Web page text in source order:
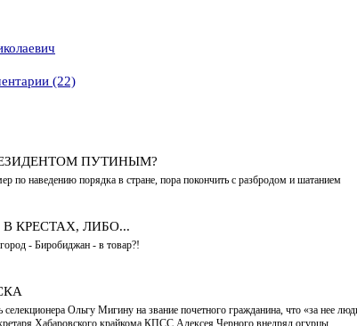
(22)
ПУТИНЫМ?
по наведению порядка в стране, пора покончить с разбродом и шатанием
КРЕСТАХ, ЛИБО...
- Биробиджан - в товар?!
Ольгу Мигину на звание почетного гражданина, что «за нее
Хабаровского крайкома КПСС Алексея Черного внедрял огурцы